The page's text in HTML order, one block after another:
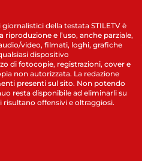
della testata STILETV è
riproduzione e l’uso, anche parziale,
video, filmati, loghi, grafiche
dispositivo
di fotocopie, registrazioni, cover e
non autorizzata. La redazione
presenti sul sito. Non potendo
resta disponibile ad eliminarli su
risultano offensivi e oltraggiosi.